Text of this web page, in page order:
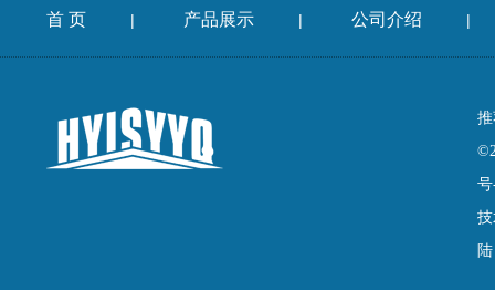
首 页 | 产品展示 | 公司介绍 |
号
陆